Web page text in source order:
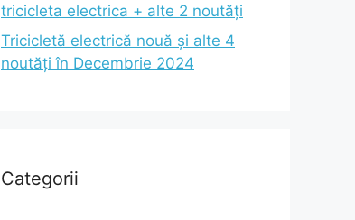
tricicleta electrica + alte 2 noutăți
Tricicletă electrică nouă și alte 4
noutăți în Decembrie 2024
Categorii